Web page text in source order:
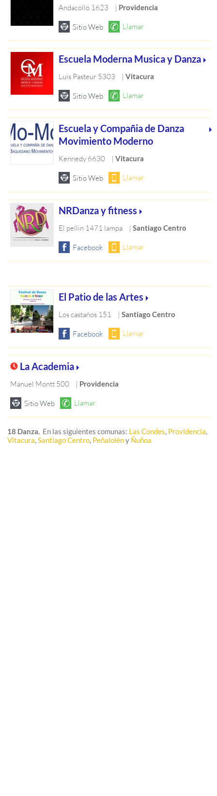
Andacollo 1623 | Providencia
Escuela Moderna Musica y Danza
Luis Pasteur 5303 |Vitacura
Escuela y Compañia de Danza
Movimiento Moderno
Kennedy 6630 |Vitacura
NRDanza y fitness
El pellin 1471 lampa |Santiago Centro
El Patio de las Artes
Los castaños 151 |Santiago Centro
La Academia
Manuel Montt 500 | Providencia
18 Danza. En las siguientes comunas: Las Condes, Providencia,
Vitacura,Santiago Centro, Peñalolény Ñuñoa